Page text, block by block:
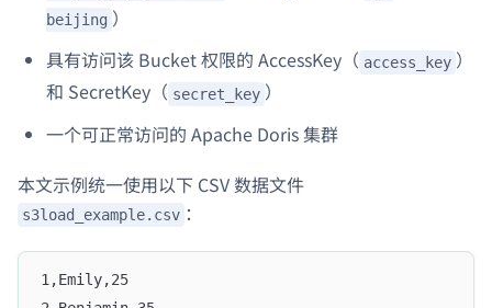
beijing ）
具有访问该 Bucket 权限的 AccessKey（ access_key ）
和 SecretKey（ secret_key ）
一个可正常访问的 Apache Doris 集群
本文示例统一使用以下 CSV 数据文件
s3load_example.csv ：
1,Emily,25